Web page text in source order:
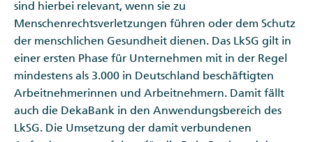
sind hierbei relevant, wenn sie zu
Menschenrechtsverletzungen führen oder dem Schutz
der menschlichen Gesundheit dienen. Das LkSG gilt in
einer ersten Phase für Unternehmen mit in der Regel
mindestens als 3.000 in Deutschland beschäftigten
Arbeitnehmerinnen und Arbeitnehmern. Damit fällt
auch die DekaBank in den Anwendungsbereich des
LkSG. Die Umsetzung der damit verbundenen